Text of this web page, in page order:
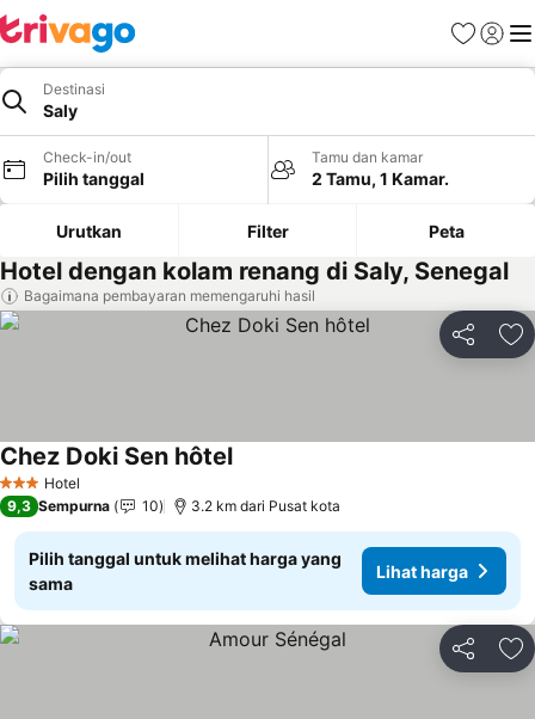
FavoritLogin
Destinasi
Saly
Check-in/out
Pilih tanggal
Tamu dan kamar
2 Tamu, 1 Kamar.
Urutkan Filter Peta
Hotel dengan kolam renang di Saly, Senegal
Bagaimana pembayaran memengaruhi hasil
Bagikan
3 BintangHotel
Chez Doki Sen hôtel
9,3 Sempurna 10 3.2 km dari Pusat kota
Pilih tanggal untuk melihat harga yang
sama
Lihat harga
Bagikan